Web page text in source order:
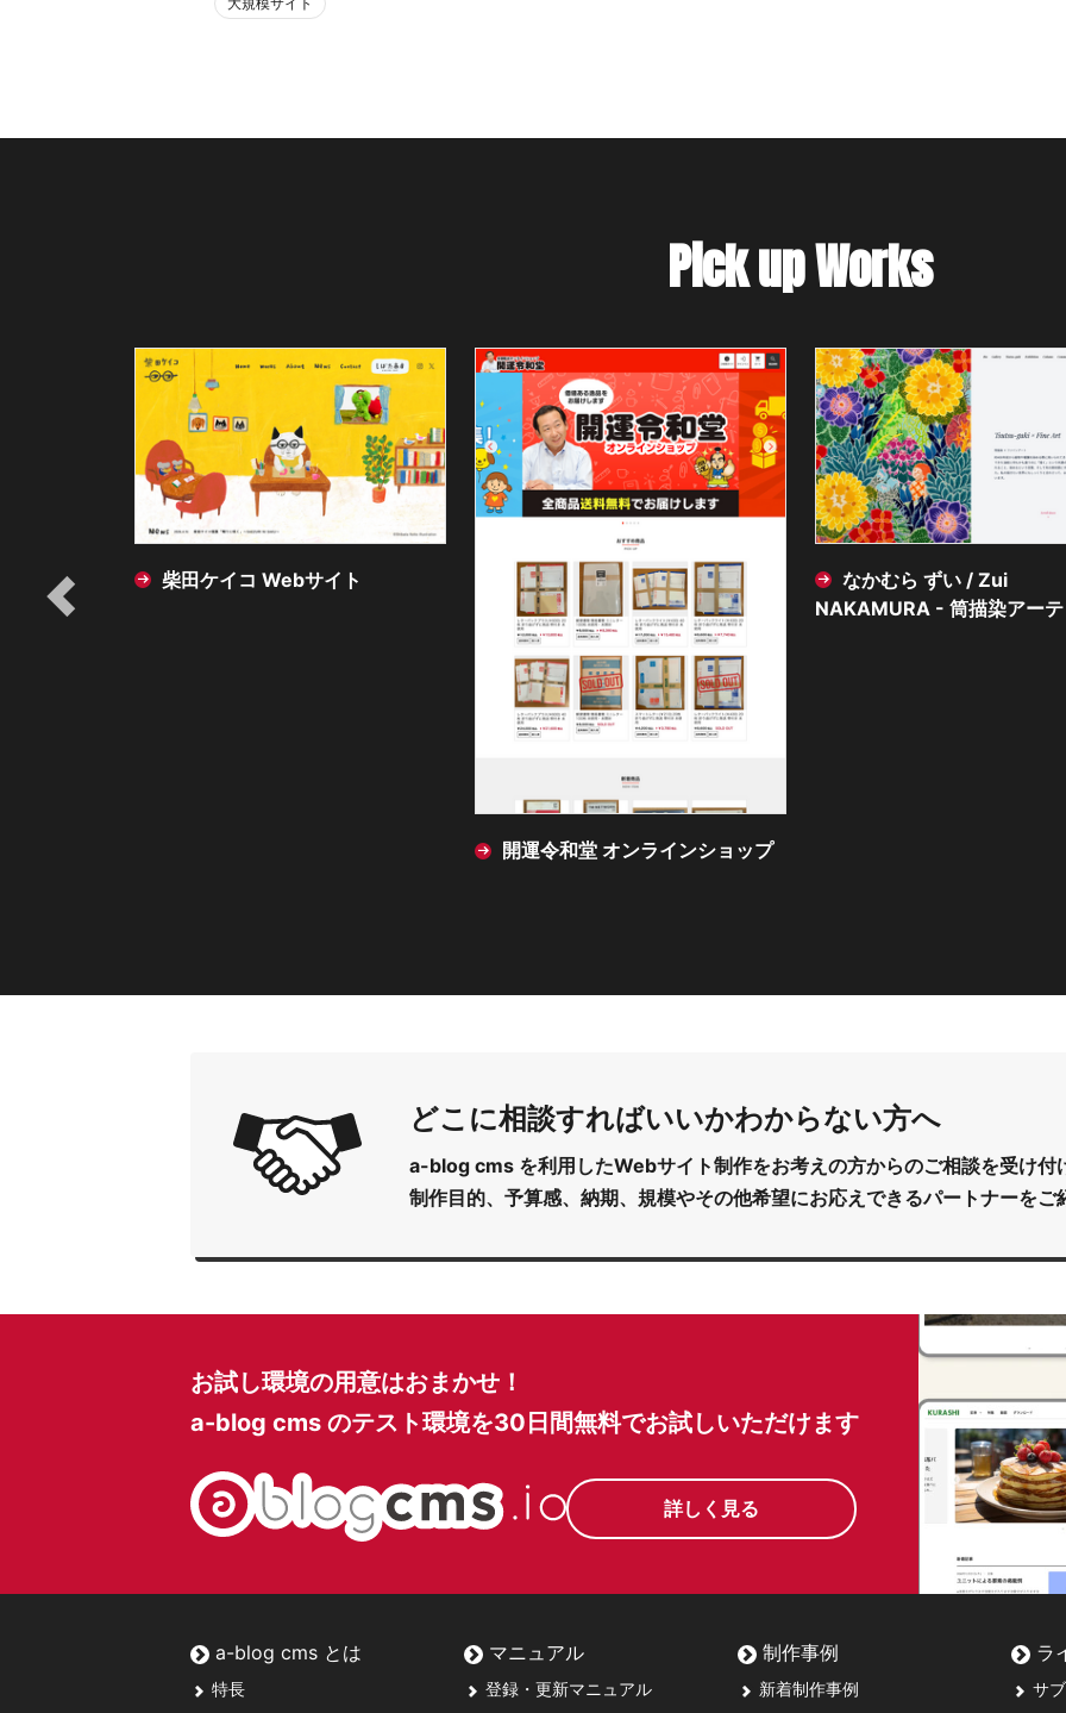
Pick up Works
柴田ケイコ Webサイト
開運令和堂 オンラインショップ
なかむら ずい / Zui
NAKAMURA - 筒描染アー
どこに相談すればいいかわからない方へ
a-blog cms を利用したWebサイト制作をお考えの方からのご相談を受け付
制作目的、予算感、納期、規模やその他希望にお応えできるパートナーをご
お試し環境の用意はおまかせ！
a-blog cms のテスト環境を30日間無料でお試しいただけます
詳しく見る
a-blog cms とは
特長
マニュアル
登録・更新マニュアル
制作事例
新着制作事例
ラ
サ